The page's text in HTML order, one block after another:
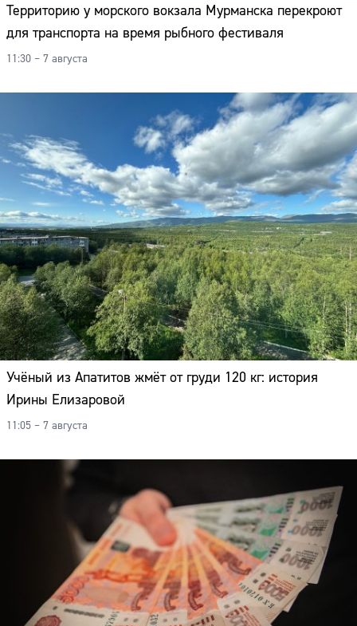
Территорию у морского вокзала Мурманска перекроют
для транспорта на время рыбного фестиваля
11:30 – 7 августа
Учёный из Апатитов жмёт от груди 120 кг: история
Ирины Елизаровой
11:05 – 7 августа